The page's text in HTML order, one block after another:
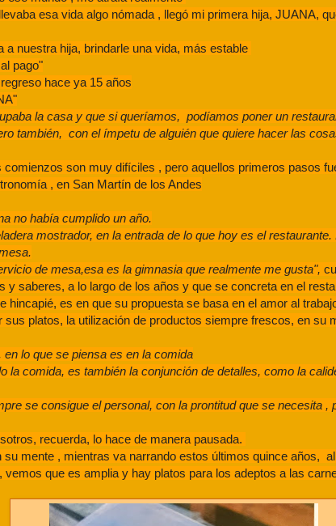
esa vida algo nómada , llegó mi primera hija, JUANA,
a nuestra hija, brindarle una vida, más estable
pago"
hace ya 15 años
la casa y que si queríamos, podíamos poner un
también, con el ímpetu de alguién que quiere hacer las
son muy difíciles , pero aquellos primeros pasos
, en San Martín de los Andes
no había cumplido un año.
mostrador, en la entrada de lo que hoy es el
de mesa,esa es la gimnasia que realmente me gusta",
y saberes, a lo largo de los años y que se concreta en el
hincapié, es en que su propuesta se basa en el amor al
sus platos, la utilización de productos siempre frescos, en su
lo que se piensa es en la comida
la comida, es también la conjunción de detalles, como la
se consigue el personal, con la prontitud que se necesita
recuerda, lo hace de manera pausada.
su mente , mientras va narrando estos últimos quince años,
que es amplia y hay platos para los adeptos a las